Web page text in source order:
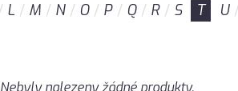
L M N O P Q R S T U
Nebyly nalezeny žádné produkty.